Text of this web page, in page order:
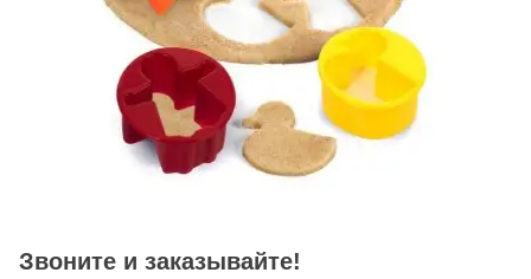
Звоните и заказывайте!